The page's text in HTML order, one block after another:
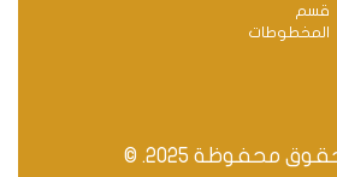
قسم
المخطوطات
محفوظة 2025. ©